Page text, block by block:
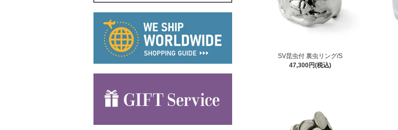
SV昆虫付 裏虫リング/S
47,300円(税込)